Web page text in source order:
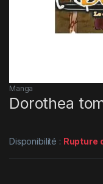
Manga
Dorothea
Disponibilité : Rupture